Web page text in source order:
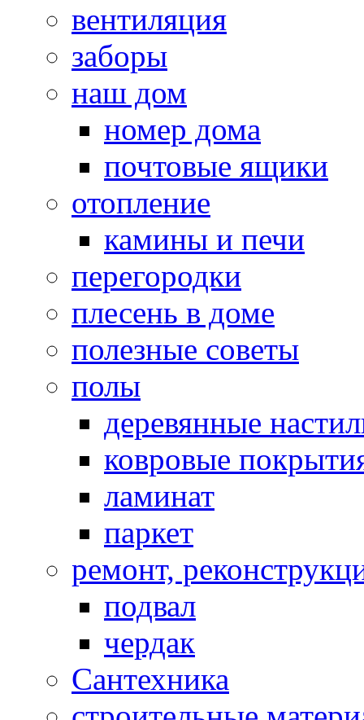
вентиляция
заборы
наш дом
номер дома
почтовые ящики
отопление
камины и печи
перегородки
плесень в доме
полезные советы
полы
деревянные
ковровые
ламинат
паркет
ремонт,
подвал
чердак
Сантехника